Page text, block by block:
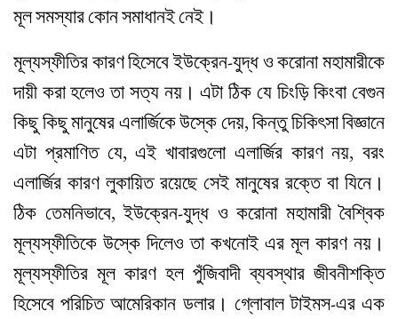
মূল সমস্যার কোন সমাধানই নেই।
মূল্যস্ফীতির কারণ হিসেবে ইউক্রেন-যুদ্ধ ও করোনা মহামারীকে
দায়ী করা হলেও তা সত্য নয়। এটা ঠিক যে চিংড়ি কিংবা বেগুন
কিছু কিছু মানুষের এলার্জিকে উস্কে দেয়, কিন্তু চিকিৎসা বিজ্ঞানে
এটা প্রমাণিত যে, এই খাবারগুলো এলার্জির কারণ নয়, বরং
এলার্জির কারণ লুকায়িত রয়েছে সেই মানুষের রক্তে বা যিনে।
ঠিক তেমনিভাবে, ইউক্রেন-যুদ্ধ ও করোনা মহামারী বৈশ্বিক
মূল্যস্ফীতিকে উস্কে দিলেও তা কখনোই এর মূল কারণ নয়।
মূল্যস্ফীতির মূল কারণ হল পুঁজিবাদী ব্যবস্থার জীবনীশক্তি
হিসেবে পরিচিত আমেরিকান ডলার। গ্লোবাল টাইমস-এর এক